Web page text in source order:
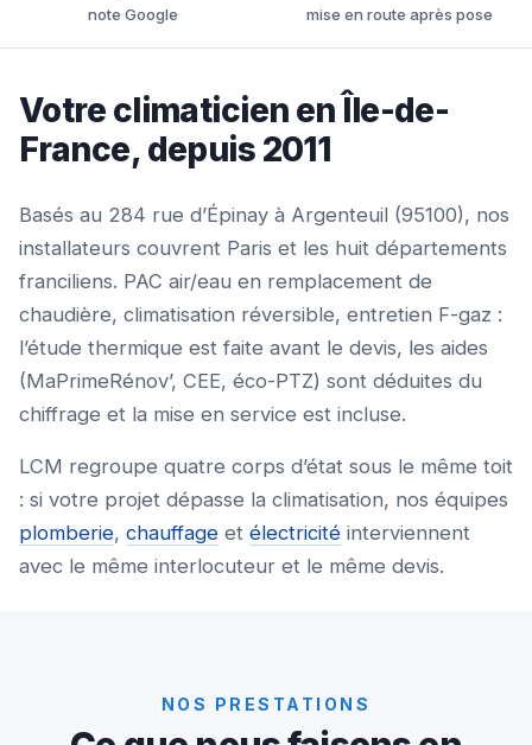
note Google mise en route après pose
Votre climaticien en Île-de-
France, depuis 2011
Basés au 284 rue d’Épinay à Argenteuil (95100), nos
installateurs couvrent Paris et les huit départements
franciliens. PAC air/eau en remplacement de
chaudière, climatisation réversible, entretien F-gaz :
l’étude thermique est faite avant le devis, les aides
(MaPrimeRénov’, CEE, éco-PTZ) sont déduites du
chiffrage et la mise en service est incluse.
LCM regroupe quatre corps d’état sous le même toit
: si votre projet dépasse la climatisation, nos équipes
plomberie, chauffage et électricité interviennent
avec le même interlocuteur et le même devis.
NOS PRESTATIONS